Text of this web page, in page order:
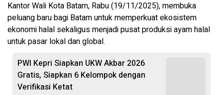
Kantor Wali Kota Batam, Rabu (19/11/2025), membuka
peluang baru bagi Batam untuk memperkuat ekosistem
ekonomi halal sekaligus menjadi pusat produksi ayam halal
untuk pasar lokal dan global.
PWI Kepri Siapkan UKW Akbar 2026
Gratis, Siapkan 6 Kelompok dengan
Verifikasi Ketat